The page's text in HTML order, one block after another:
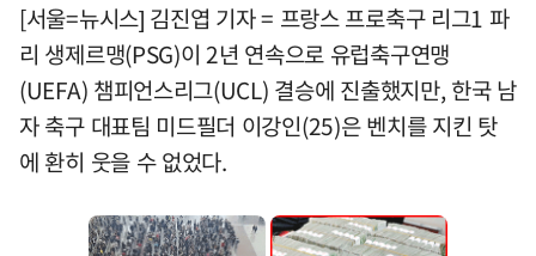
[서울=뉴시스] 김진엽 기자 = 프랑스 프로축구 리그1 파
리 생제르맹(PSG)이 2년 연속으로 유럽축구연맹
(UEFA) 챔피언스리그(UCL) 결승에 진출했지만, 한국 남
자 축구 대표팀 미드필더 이강인(25)은 벤치를 지킨 탓
에 환히 웃을 수 없었다.